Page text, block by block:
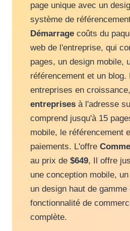
page unique avec un
système de
Démarrage coûts du
web de l'entreprise, qui
pages, un design mobile,
référencement et un blog.
entreprises en
entreprises à l'adresse
comprend jusqu'à 15
mobile, le référencement
paiements. L'offre
au prix de $649, Il offre
une conception mobile,
un design haut de gamme
fonctionnalité de
complète.